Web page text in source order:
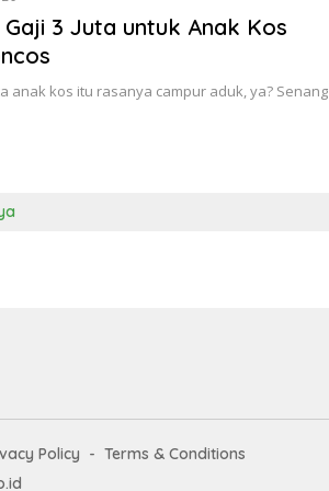
3 Juta untuk Anak Kos
anak kos itu rasanya campur aduk, ya? Senang
Policy
Terms & Conditions